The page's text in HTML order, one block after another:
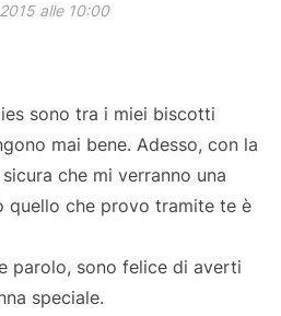
alle 10:00
sono tra i miei biscotti
mai bene. Adesso, con la
che mi verranno una
quello che provo tramite te è
parolo, sono felice di averti
speciale.